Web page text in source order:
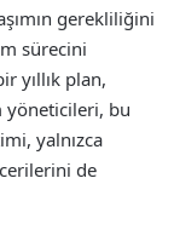
gerekliliğini
sürecini
yıllık plan,
yöneticileri, bu
yalnızca
de